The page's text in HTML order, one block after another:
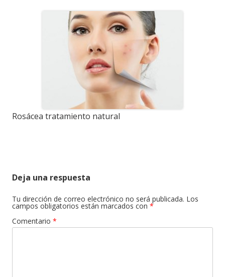
Rosácea tratamiento natural
Deja una respuesta
Tu dirección de correo electrónico no será publicada. Los
campos obligatorios están marcados con *
Comentario *